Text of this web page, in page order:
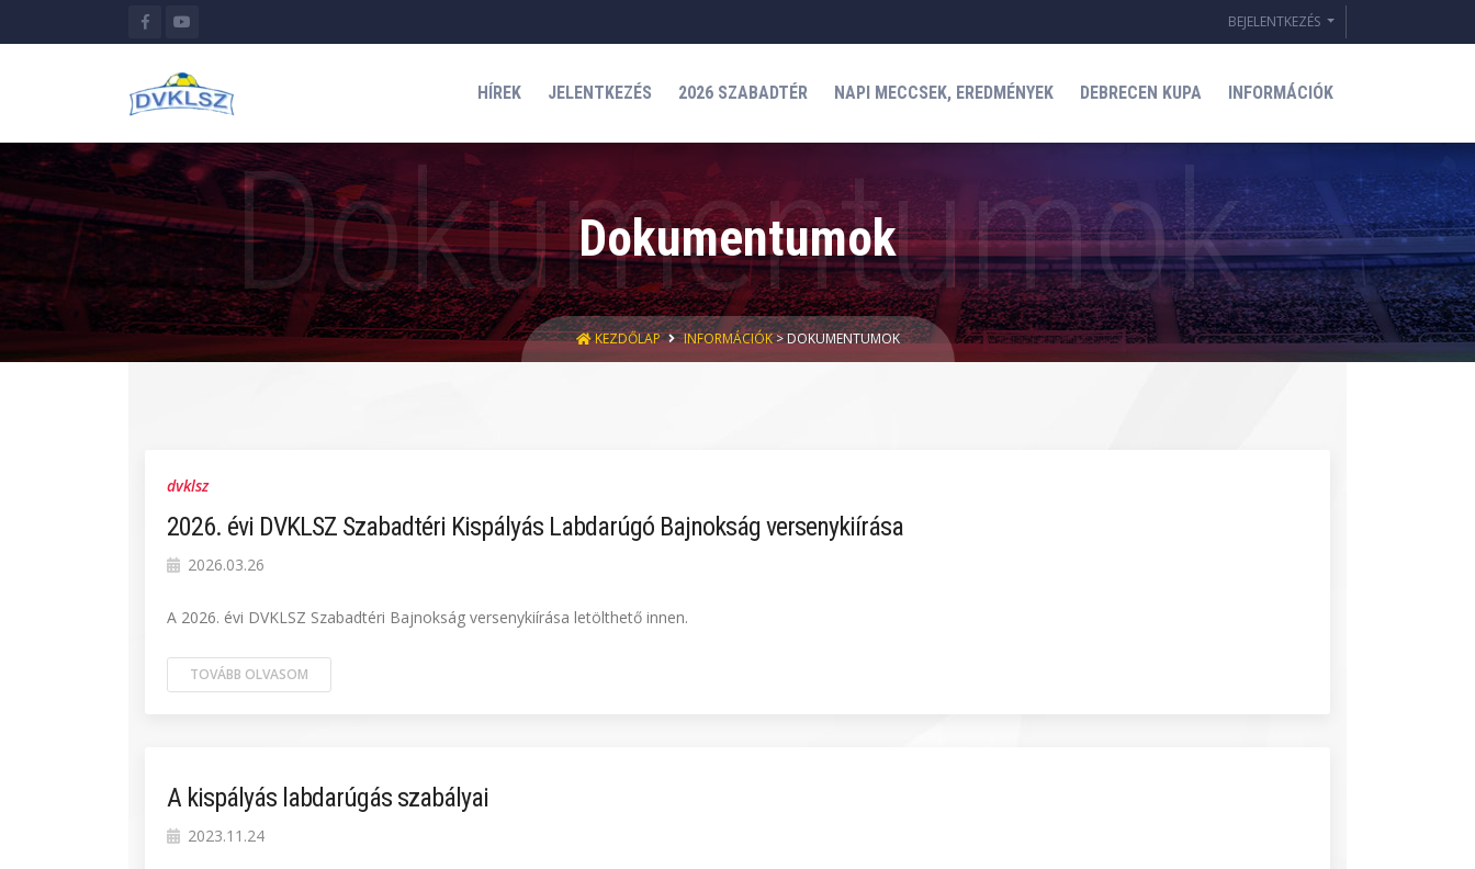
BEJELENTKEZÉS
HÍREK JELENTKEZÉS 2026 SZABADTÉR NAPI MECCSEK, EREDMÉNYEK DEBRECEN KUPA INFORMÁCIÓK
Dokumentumok
KEZDŐLAP INFORMÁCIÓK> DOKUMENTUMOK
dvklsz
2026. évi DVKLSZ Szabadtéri Kispályás Labdarúgó Bajnokság versenykiírása
2026.03.26
A 2026. évi DVKLSZ Szabadtéri Bajnokság versenykiírása letölthető innen.
TOVÁBB OLVASOM
A kispályás labdarúgás szabályai
2023.11.24